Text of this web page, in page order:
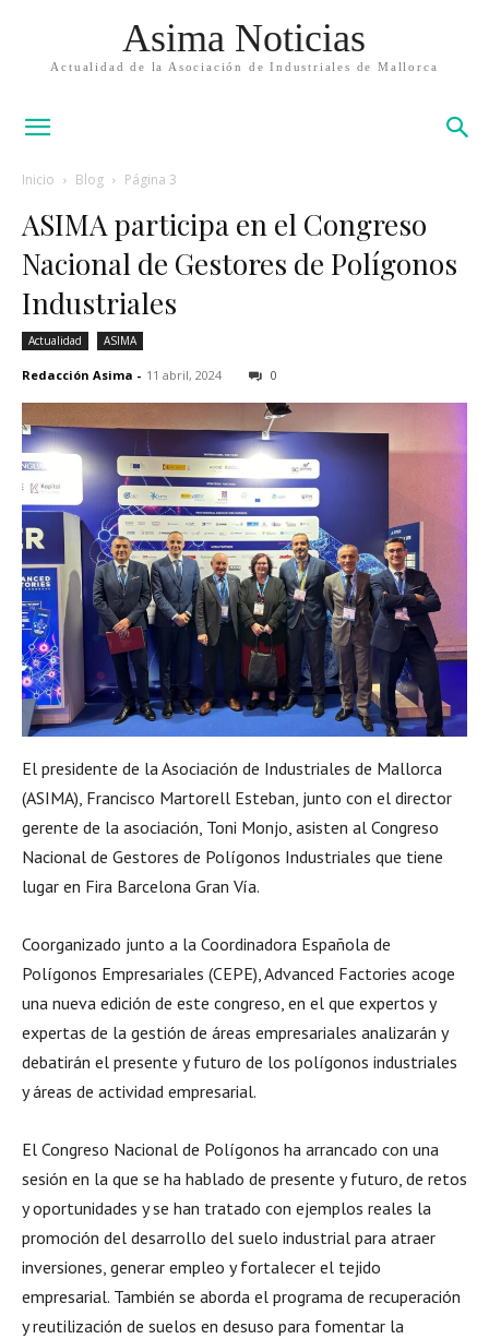
Asima Noticias
Actualidad de la Asociación de Industriales de Mallorca
Inicio Blog Página 3
ASIMA participa en el Congreso
Nacional de Gestores de Polígonos
Industriales
Actualidad ASIMA
Redacción Asima - 11 abril, 2024 0
El presidente de la Asociación de Industriales de Mallorca
(ASIMA), Francisco Martorell Esteban, junto con el director
gerente de la asociación, Toni Monjo, asisten al Congreso
Nacional de Gestores de Polígonos Industriales que tiene
lugar en Fira Barcelona Gran Vía.
Coorganizado junto a la Coordinadora Española de
Polígonos Empresariales (CEPE), Advanced Factories acoge
una nueva edición de este congreso, en el que expertos y
expertas de la gestión de áreas empresariales analizarán y
debatirán el presente y futuro de los polígonos industriales
y áreas de actividad empresarial.
El Congreso Nacional de Polígonos ha arrancado con una
sesión en la que se ha hablado de presente y futuro, de retos
y oportunidades y se han tratado con ejemplos reales la
promoción del desarrollo del suelo industrial para atraer
inversiones, generar empleo y fortalecer el tejido
empresarial. También se aborda el programa de recuperación
y reutilización de suelos en desuso para fomentar la